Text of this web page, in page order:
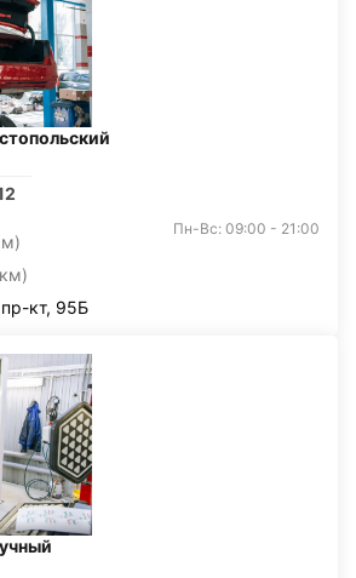
Пн-Вс: 09:00 - 21:00
кт, 95Б